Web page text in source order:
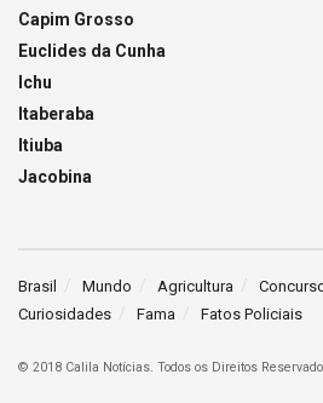
Capim Grosso
Euclides da Cunha
Ichu
Itaberaba
Itiuba
Jacobina
Brasil Mundo Agricultura
Curiosidades
Fama Fatos Policiais
© 2018 Calila Notícias. Todos os Direitos